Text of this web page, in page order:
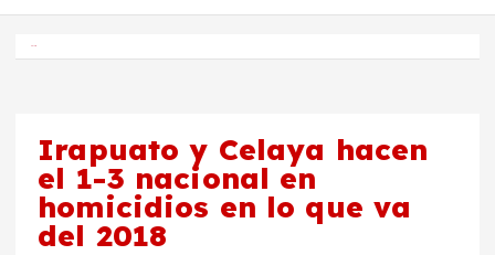
n El Salmantino - medios/noticias/editorial
Irapuato y Celaya hacen
el 1-3 nacional en
homicidios en lo que va
del 2018